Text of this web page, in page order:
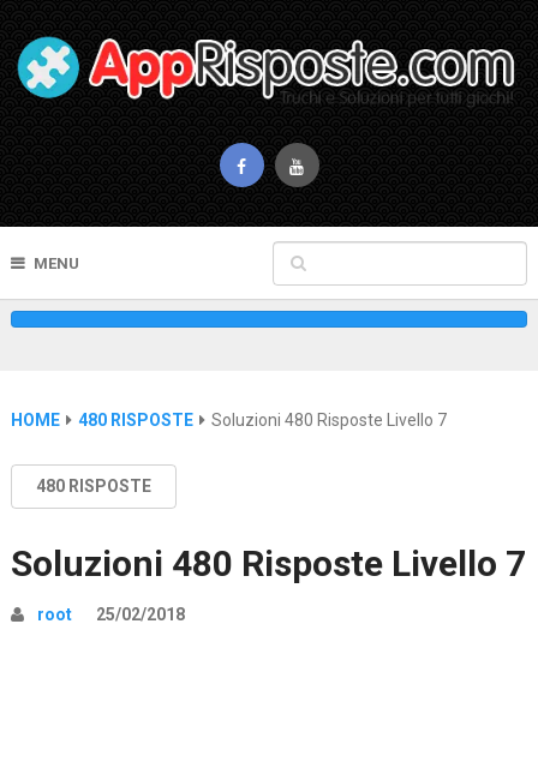
MENU
HOME 480 RISPOSTE Soluzioni 480 Risposte Livello 7
480 RISPOSTE
Soluzioni 480 Risposte Livello 7
root 25/02/2018